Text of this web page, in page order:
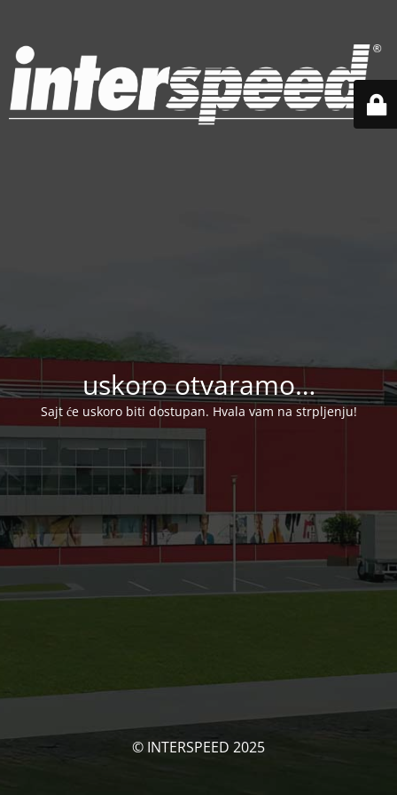
uskoro otvaramo…
Sajt će uskoro biti dostupan. Hvala vam na strpljenju!
© INTERSPEED 2025